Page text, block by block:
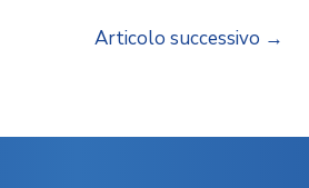
Articolo successivo →